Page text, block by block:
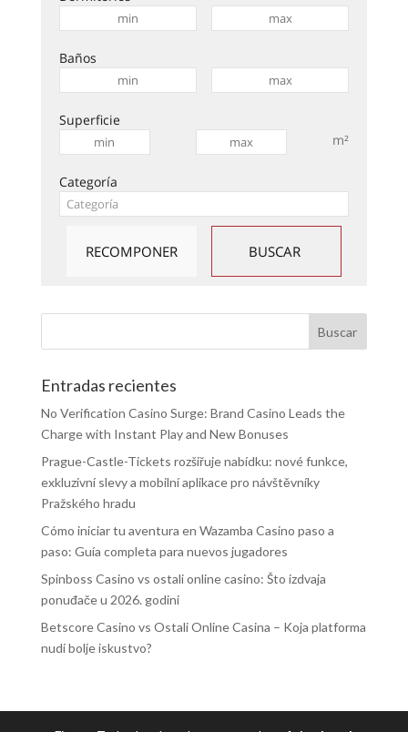
Baños
Superficie
m²
Categoría
Entradas recientes
No Verification Casino Surge: Brand Casino Leads the
Charge with Instant Play and New Bonuses
Prague-Castle-Tickets rozšiřuje nabídku: nové funkce,
exkluzivní slevy a mobilní aplikace pro návštěvníky
Pražského hradu
Cómo iniciar tu aventura en Wazamba Casino paso a
paso: Guía completa para nuevos jugadores
Spinboss Casino vs ostali online casino: Što izdvaja
ponuđače u 2026. godini
Betscore Casino vs Ostali Online Casina – Koja platforma
nudi bolje iskustvo?